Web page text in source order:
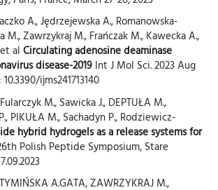
A., Jędrzejewska A., Romanowska-
M., Zawrzykraj M., Frańczak M., Kawecka A.,
al Circulating adenosine deaminase
disease-2019 Int J Mol Sci. 2023 Aug
ijms241713140
M., Sawicka J., DEPTUŁA M.,
PIKUŁA M., Sachadyn P., Rodziewicz-
hybrid hydrogels as a release systems for
Polish Peptide Symposium, Stare
A.GATA, ZAWRZYKRAJ M.,